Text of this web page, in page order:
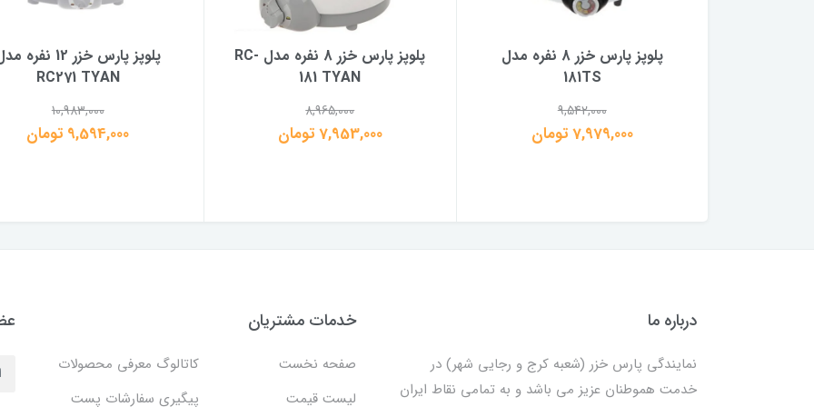
پلوپز پارس خزر 8 نفره مدل
181TS
9,542,000
7,979,000 تومان
پلوپز پارس خزر 8 نفره مدل RC-
181 TYAN
8,965,000
7,953,000 تومان
پلوپز پارس خزر 12 نفره
RC271 TYAN
10,983,000
9,594,000 تومان
درباره ما
نمایندگی پارس خزر (شعبه کرج و رجایی شهر) در
خدمت هموطنان عزیز می باشد و به تمامی نقاط ایران
خدمات مشتریان
صفحه نخست
کاتالوگ معرفی محصولات
لیست قیمت
پیگیری سفارشات پست